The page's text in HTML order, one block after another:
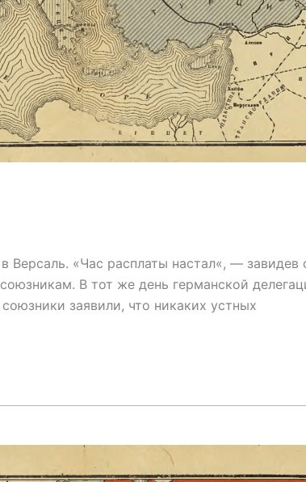
«Час расплаты настал«, — завидев
В тот же день германской
заявили, что никаких устных